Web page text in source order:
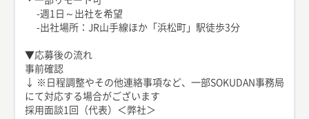
-週1日～出社を希望
-出社場所：JR山手線ほか「浜松町」駅徒歩3分
▼応募後の流れ
事前確認
↓ ※日程調整やその他連絡事項など、一部SOKUDAN事務局
にて対応する場合がございます
採用面談1回（代表）＜弊社＞